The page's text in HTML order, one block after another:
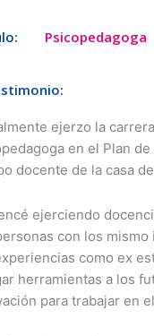
Psicopedagoga
ejerzo la
en el Plan
docente de la casa
ejerciendo
con los
como ex
herramientas a los
para trabajar en